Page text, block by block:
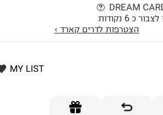
כ 6 נקודות
הצטרפות לדרים קארד ›
MY LIST